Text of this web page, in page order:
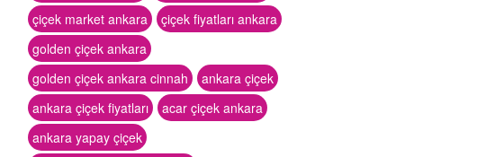
çiçek market ankara
çiçek fiyatları ankara
golden çiçek ankara
golden çiçek ankara cinnah
ankara çiçek
ankara çiçek fiyatları
acar çiçek ankara
ankara yapay çiçek